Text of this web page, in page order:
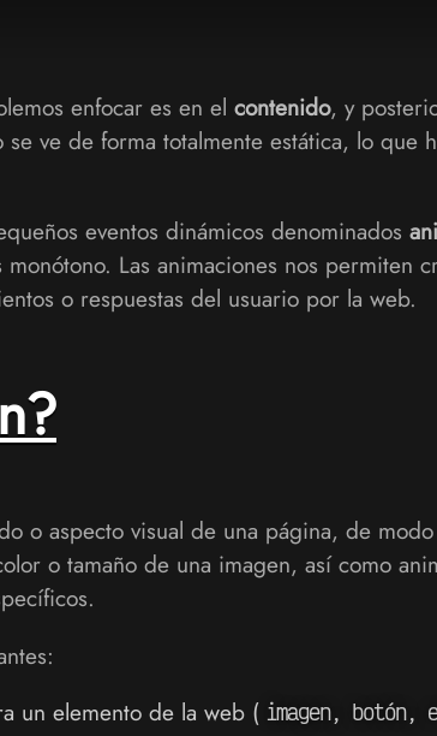
enfocar es en el contenido, y
ve de forma totalmente estática, lo que
eventos dinámicos denominados
Las animaciones nos permiten
o respuestas del usuario por la web.
o aspecto visual de una página, de
o tamaño de una imagen, así como
un elemento de la web ( imagen, botón,